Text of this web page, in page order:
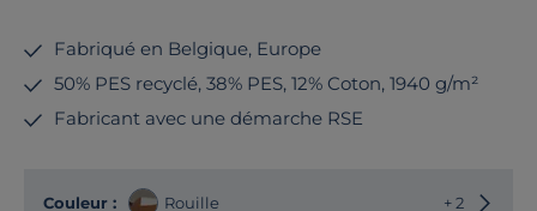
Fabriqué en Belgique, Europe
50% PES recyclé, 38% PES, 12% Coton, 1940 g/m²
Fabricant avec une démarche RSE
Couleur : Rouille + 2